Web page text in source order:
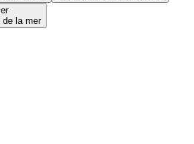
de la mer